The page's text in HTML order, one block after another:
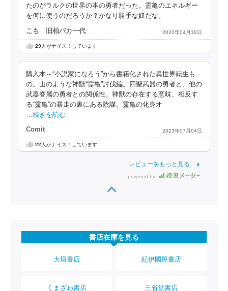
たのがラルクの世界の本の勇者だった。霊亀のエネルギー
を何に使うのだろうか？かなり勝手な奴だな。
こも 旧柏バカ一代 2020年04月18日
29人がナイス！しています
購入本～“小説家になろう”から書籍化された異世界転生も
の。山のような神獣“霊亀”討伐編。四聖武器の勇者と、他の
武器眷属の勇者との関係性。神獣の存在する意味、相反す
る“霊亀”の暴走の裏にある陰謀。霊亀の化身オ
…続きを読む
Comit 2023年07月04日
22人がナイス！しています
レビューをもっと見る
powered by
書店在庫を見る
大垣書店 紀伊國屋書店
くまざわ書店 三省堂書店